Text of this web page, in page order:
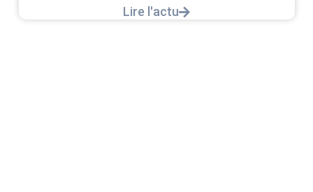
Lire l'actu